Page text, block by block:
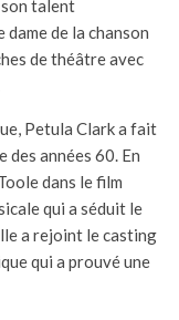
talent
de la chanson
de théâtre avec
Petula Clark a fait
des années 60. En
dans le film
qui a séduit le
a rejoint le casting
qui a prouvé une